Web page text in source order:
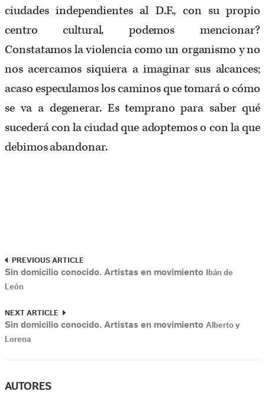
ciudades independientes al D.F., con su propio
centro cultural, podemos mencionar?
Constatamos la violencia como un organismo y no
nos acercamos siquiera a imaginar sus alcances;
acaso especulamos los caminos que tomará o cómo
se va a degenerar. Es temprano para saber qué
sucederá con la ciudad que adoptemos o con la que
debimos abandonar.
PREVIOUS ARTICLE
Sin domicilio conocido. Artistas en movimiento
Ibán de
León
NEXT ARTICLE
Sin domicilio conocido. Artistas en movimiento Alberto y
Lorena
AUTORES